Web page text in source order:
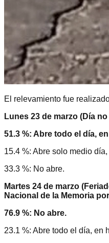
El relevamiento fue
Lunes 23 de marzo (Día
51.3 %: Abre todo el día,
15.4 %: Abre solo medio
33.3 %: No abre.
Martes 24 de marzo
Nacional de la Memoria
76.9 %: No abre.
23.1 %: Abre todo el día, en